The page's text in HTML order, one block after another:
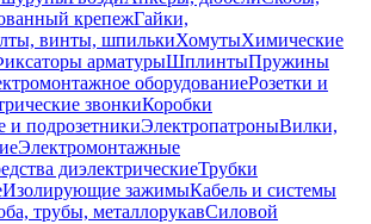
крепежГайки,
винты, шпилькиХомутыХимические
арматурыШплинтыПружины
оборудованиеРозетки и
звонкиКоробки
и подрозетникиЭлектропатроныВилки,
Электромонтажные
диэлектрическиеТрубки
Изолирующие зажимыКабель и системы
трубы, металлорукавСиловой